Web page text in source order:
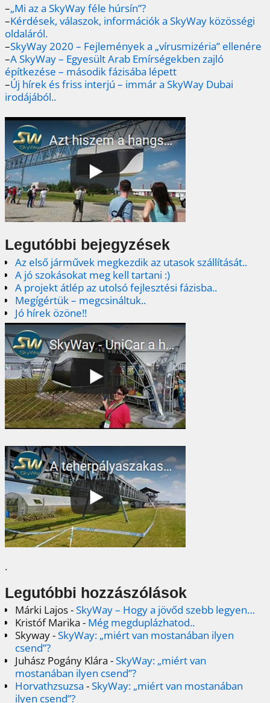
–„Mi az a SkyWay féle húrsín”?
–Kérdések, válaszok, információk a SkyWay közösségi
oldaláról.
–SkyWay 2020 – Fejlemények a „vírusmizéria” ellenére
–A SkyWay – Egyesült Arab Emírségekben zajló
építkezése – második fázisába lépett
–Új hírek és friss interjú – immár a SkyWay Dubai
irodájából..
Legutóbbi bejegyzések
Az első járművek megkezdik az utasok szállítását..
A jó szokásokat meg kell tartani :)
A projekt átlép az utolsó fejlesztési fázisba..
Megígértük – megcsináltuk..
Jó hírek özöne!!
.
Legutóbbi hozzászólások
Márki Lajos-SkyWay – Hogy a jövőd szebb legyen…
Kristóf Marika - Még megduplázhatod..
Skyway-SkyWay: „miért van mostanában ilyen
csend”?
Juhász Pogány Klára -SkyWay: „miért van
mostanában ilyen csend”?
Horvathzsuzsa -SkyWay: „miért van mostanában
ilyen csend”?